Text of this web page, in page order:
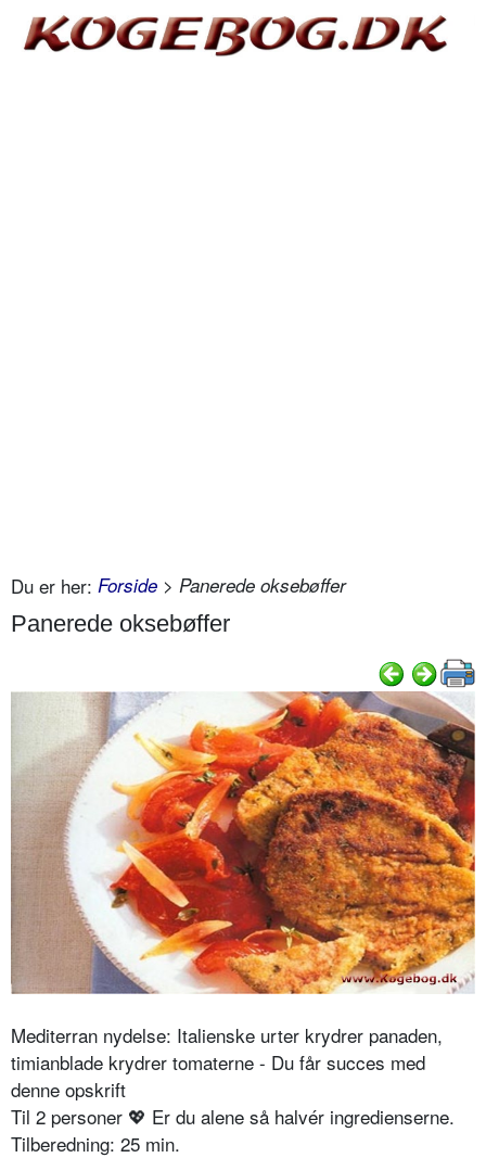
Du er her: Forside > Panerede oksebøffer
Panerede oksebøffer
Mediterran nydelse: Italienske urter krydrer panaden,
timianblade krydrer tomaterne - Du får succes med
denne opskrift
Til 2 personer 💖 Er du alene så halvér ingredienserne.
Tilberedning: 25 min.